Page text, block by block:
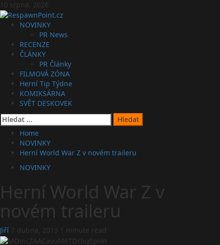
Skip
to
content
10 srpna, 2026
PrimaryNOVINKY
PR News
RECENZE
ČLÁNKY
PR Články
FILMOVÁ ZÓNA
Herní Tip Týdne
KOMIKSÁRNA
SVĚT DESKOVEK
Vyhledávání
Home
NOVINKY
Herní World War Z v novém traileru
NOVINKY
Herní World War Z v
novém traileru
Jiří 7 dubna, 2019 1 minute read